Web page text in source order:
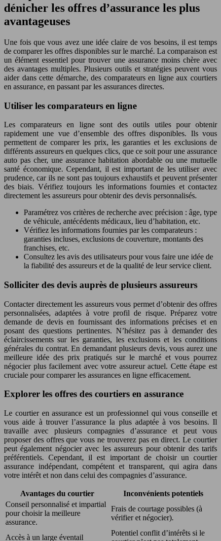
dénicher les offres d’assurance les plus
avantageuses
Une fois que vous avez une idée claire de vos besoins, il est temps
de comparer les offres disponibles sur le marché. La comparaison est
un élément essentiel pour trouver une assurance moins chère avec
des avantages multiples. Plusieurs outils et stratégies peuvent vous
aider dans cette démarche, des comparateurs en ligne aux courtiers
en assurance, en passant par les assurances directes.
Utiliser les comparateurs en ligne
Les comparateurs en ligne sont des outils utiles pour obtenir
rapidement une vue d’ensemble des offres disponibles. Ils vous
permettent de comparer les prix, les garanties et les exclusions de
différents assureurs en quelques clics, que ce soit pour une assurance
auto pas cher, une assurance habitation abordable ou une mutuelle
santé économique. Cependant, il est important de les utiliser avec
prudence, car ils ne sont pas toujours exhaustifs et peuvent présenter
des biais. Vérifiez toujours les informations fournies et contactez
directement les assureurs pour obtenir des devis personnalisés.
Paramétrez vos critères de recherche avec précision : âge, type
de véhicule, antécédents médicaux, lieu d’habitation, etc.
Vérifiez les informations fournies par les comparateurs :
garanties incluses, exclusions de couverture, montants des
franchises, etc.
Consultez les avis des utilisateurs pour vous faire une idée de
la fiabilité des assureurs et de la qualité de leur service client.
Solliciter des devis auprès de plusieurs assureurs
Contacter directement les assureurs vous permet d’obtenir des offres
personnalisées, adaptées à votre profil de risque. Préparez votre
demande de devis en fournissant des informations précises et en
posant des questions pertinentes. N’hésitez pas à demander des
éclaircissements sur les garanties, les exclusions et les conditions
générales du contrat. En demandant plusieurs devis, vous aurez une
meilleure idée des prix pratiqués sur le marché et vous pourrez
négocier plus facilement avec votre assureur actuel. Cette étape est
cruciale pour comparer les assurances en ligne efficacement.
Explorer les offres des courtiers en assurance
Le courtier en assurance est un professionnel qui vous conseille et
vous aide à trouver l’assurance la plus adaptée à vos besoins. Il
travaille avec plusieurs compagnies d’assurance et peut vous
proposer des offres que vous ne trouverez pas en direct. Le courtier
peut également négocier avec les assureurs pour obtenir des tarifs
préférentiels. Cependant, il est important de choisir un courtier
assurance indépendant, compétent et transparent, qui agira dans
votre intérêt et non dans celui des compagnies d’assurance.
Avantages du courtier
Inconvénients potentiels
Conseil personnalisé et impartial
pour choisir la meilleure
assurance.
Frais de courtage possibles (à
vérifier et négocier).
Accès à un large éventail
Potentiel conflit d’intérêts si le